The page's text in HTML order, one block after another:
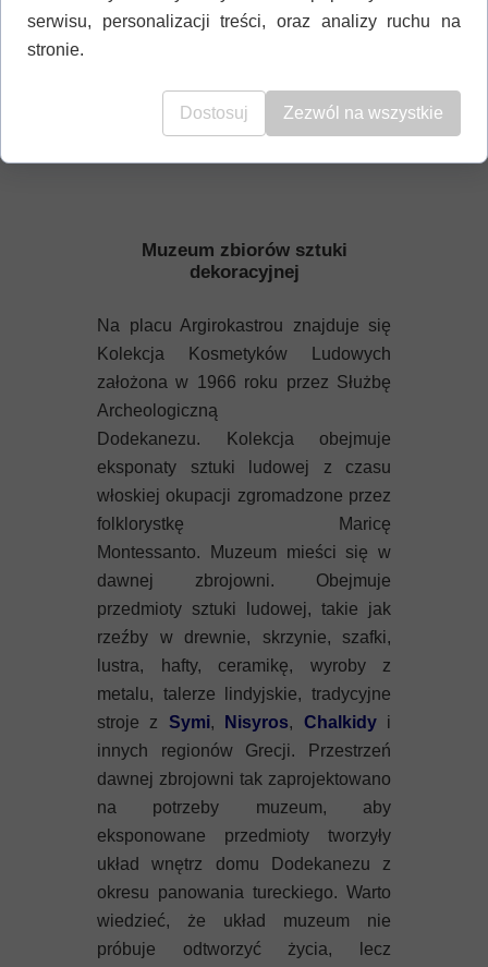
Muzeum zbiorów sztuki
dekoracyjnej
Na placu Argirokastrou znajduje się
Kolekcja Kosmetyków Ludowych
założona w 1966 roku przez Służbę
Archeologiczną
Dodekanezu. Kolekcja obejmuje
eksponaty sztuki ludowej z czasu
włoskiej okupacji zgromadzone przez
folklorystkę Maricę
Montessanto. Muzeum mieści się w
dawnej zbrojowni. Obejmuje
przedmioty sztuki ludowej, takie jak
rzeźby w drewnie, skrzynie, szafki,
lustra, hafty, ceramikę, wyroby z
metalu, talerze lindyjskie, tradycyjne
stroje z Symi, Nisyros, Chalkidyi
innych regionów Grecji. Przestrzeń
dawnej zbrojowni tak zaprojektowano
na potrzeby muzeum, aby
eksponowane przedmioty tworzyły
układ wnętrz domu Dodekanezu z
okresu panowania tureckiego. Warto
wiedzieć, że układ muzeum nie
próbuje odtworzyć życia, lecz
serwisu, personalizacji treści, oraz analizy ruchu na
stronie.
Dostosuj Zezwól na wszystkie